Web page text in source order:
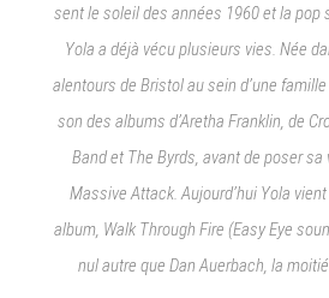
sent le soleil des années 1960 et la pop
Yola a déjà vécu plusieurs vies. Née
alentours de Bristol au sein d’une
son des albums d’Aretha Franklin, de
Band et The Byrds, avant de poser
Massive Attack. Aujourd’hui Yola
album, Walk Through Fire (Easy Eye
nul autre que Dan Auerbach, la